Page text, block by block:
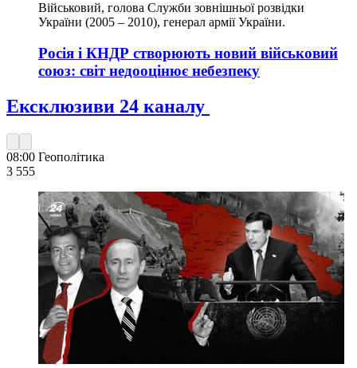
Військовий, голова Служби зовнішньої розвідки
України (2005 – 2010), генерал армії України.
Росія і КНДР створюють новий військовий
союз: світ недооцінює небезпеку
Ексклюзиви 24 каналу
08:00 Геополітика
3 555